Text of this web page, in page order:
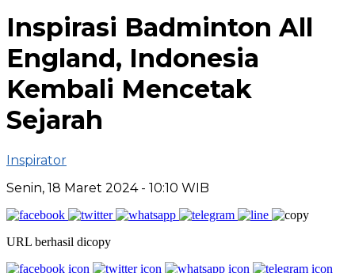
Inspirasi Badminton All
England, Indonesia
Kembali Mencetak
Sejarah
Inspirator
Senin, 18 Maret 2024 - 10:10 WIB
URL berhasil dicopy